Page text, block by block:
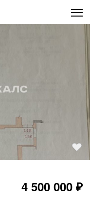
4 500 000 ₽